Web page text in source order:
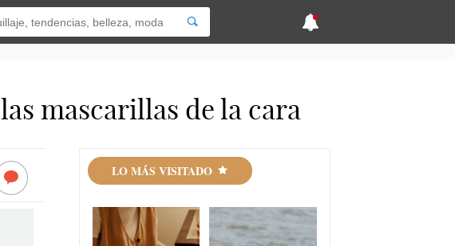
mascarillas de la cara
LO MÁS VISITADO